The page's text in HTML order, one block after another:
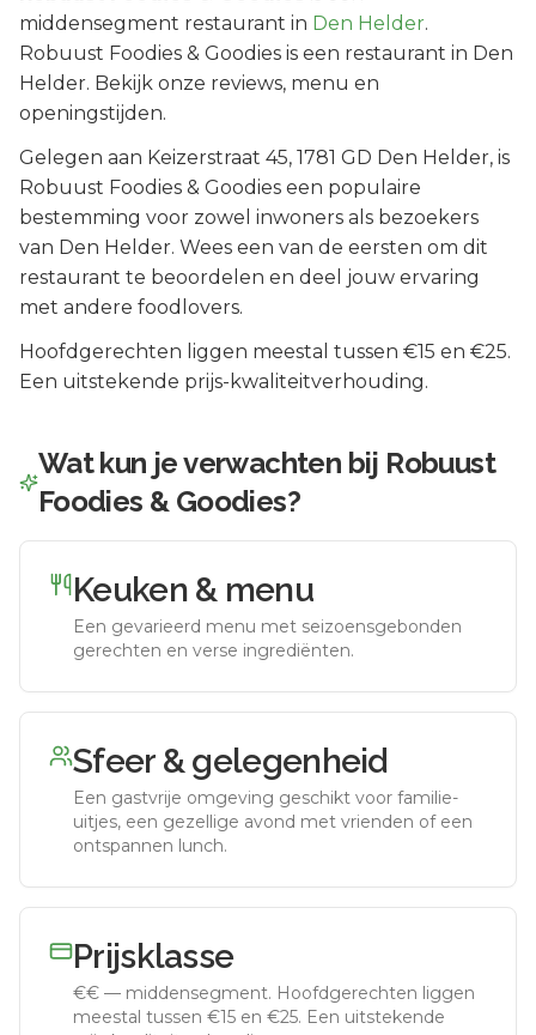
middensegment restaurant in Den Helder.
Robuust Foodies & Goodies is een restaurant in Den
Helder. Bekijk onze reviews, menu en
openingstijden.
Gelegen aan Keizerstraat 45, 1781 GD Den Helder, is
Robuust Foodies & Goodies een populaire
bestemming voor zowel inwoners als bezoekers
van Den Helder. Wees een van de eersten om dit
restaurant te beoordelen en deel jouw ervaring
met andere foodlovers.
Hoofdgerechten liggen meestal tussen €15 en €25.
Een uitstekende prijs-kwaliteitverhouding.
Wat kun je verwachten bij Robuust
Foodies & Goodies?
Keuken & menu
Een gevarieerd menu met seizoensgebonden
gerechten en verse ingrediënten.
Sfeer & gelegenheid
Een gastvrije omgeving geschikt voor familie-
uitjes, een gezellige avond met vrienden of een
ontspannen lunch.
Prijsklasse
€€ — middensegment. Hoofdgerechten liggen
meestal tussen €15 en €25. Een uitstekende